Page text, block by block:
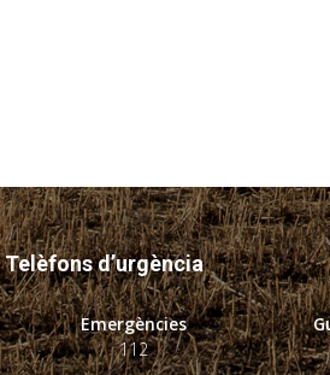
Telèfons d’urgència
Emergències
112